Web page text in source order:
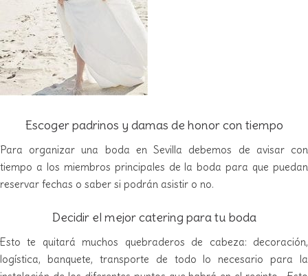
Escoger padrinos y damas de honor con tiempo
Para organizar una boda en Sevilla debemos de avisar con
tiempo a los miembros principales de la boda para que puedan
reservar fechas o saber si podrán asistir o no.
Decidir el mejor catering para tu boda
Esto te quitará muchos quebraderos de cabeza: decoración,
logística, banquete, transporte de todo lo necesario para la